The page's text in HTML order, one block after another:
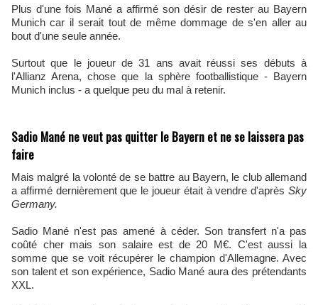
Plus d'une fois Mané a affirmé son désir de rester au Bayern
Munich car il serait tout de même dommage de s'en aller au
bout d'une seule année.
Surtout que le joueur de 31 ans avait réussi ses débuts à
l'Allianz Arena, chose que la sphère footballistique - Bayern
Munich inclus - a quelque peu du mal à retenir.
Sadio Mané ne veut pas quitter le Bayern et ne se laissera pas
faire
Mais malgré la volonté de se battre au Bayern, le club allemand
a affirmé dernièrement que le joueur était à vendre d'après Sky
Germany.
Sadio Mané n'est pas amené à céder. Son transfert n'a pas
coûté cher mais son salaire est de 20 M€. C'est aussi la
somme que se voit récupérer le champion d'Allemagne. Avec
son talent et son expérience, Sadio Mané aura des prétendants
XXL.